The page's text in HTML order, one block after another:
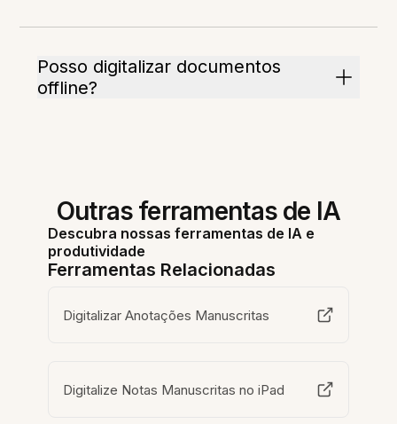
Posso digitalizar documentos
offline?
Outras ferramentas de IA
Descubra nossas ferramentas de IA e
produtividade
Ferramentas Relacionadas
Digitalizar Anotações Manuscritas
Digitalize Notas Manuscritas no iPad